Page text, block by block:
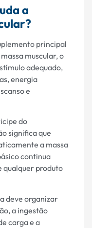
a
principal
muscular, o
adequado,
energia
e
do
significa que
a massa
continua
qualquer produto
deve organizar
a ingestão
carga e a